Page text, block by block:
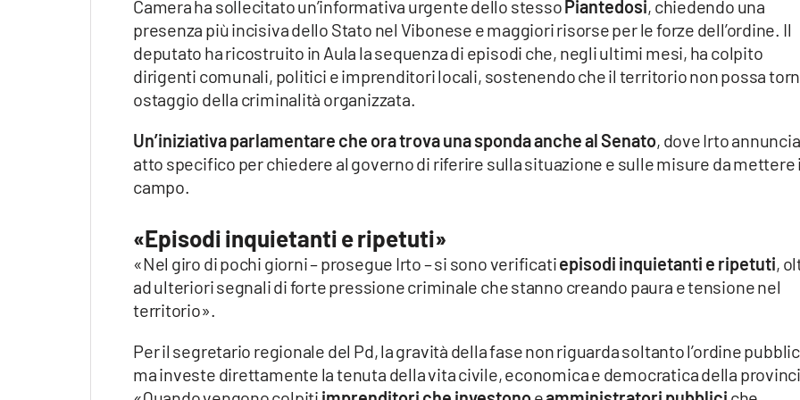
Camera ha sollecitato un’informativa urgente dello stessoPiantedosi, chiedendo una
presenza più incisiva dello Stato nel Vibonese e maggiori risorse per le forze dell’ordine. Il
deputato ha ricostruito in Aula la sequenza di episodi che, negli ultimi mesi, ha colpito
dirigenti comunali, politici e imprenditori locali, sostenendo che il territorio non possa
ostaggio della criminalità organizzata.
Un’iniziativa parlamentare che ora trova una sponda anche al Senato, dove Irto
atto specifico per chiedere al governo di riferire sulla situazione e sulle misure da mettere
campo.
«Episodi inquietanti e ripetuti»
«Nel giro di pochi giorni – prosegue Irto – si sono verificatiepisodi inquietanti e ripetuti,
ad ulteriori segnali di forte pressione criminale che stanno creando paura e tensione nel
territorio».
Per il segretario regionale del Pd, la gravità della fase non riguarda soltanto l’ordine
ma investe direttamente la tenuta della vita civile, economica e democratica della